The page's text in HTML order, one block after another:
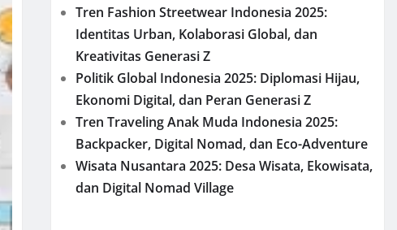
Tren Fashion Streetwear Indonesia 2025:
Identitas Urban, Kolaborasi Global, dan
Kreativitas Generasi Z
Politik Global Indonesia 2025: Diplomasi Hijau,
Ekonomi Digital, dan Peran Generasi Z
Tren Traveling Anak Muda Indonesia 2025:
Backpacker, Digital Nomad, dan Eco-Adventure
Wisata Nusantara 2025: Desa Wisata, Ekowisata,
dan Digital Nomad Village